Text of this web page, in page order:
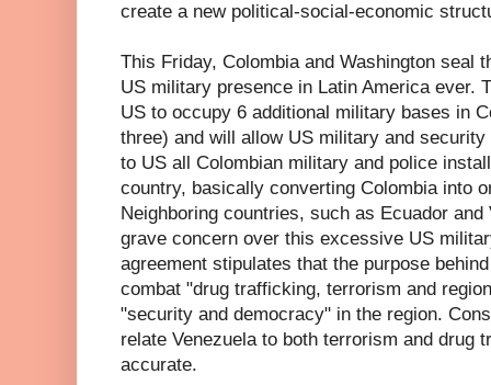
create a new political-social-economic
This Friday, Colombia and Washington seal
US military presence in Latin America ever.
US to occupy 6 additional military bases in
three) and will allow US military and
to US all Colombian military and police
country, basically converting Colombia into
Neighboring countries, such as Ecuador
grave concern over this excessive US
agreement stipulates that the purpose
combat "drug trafficking, terrorism and
"security and democracy" in the region.
relate Venezuela to both terrorism and drug
accurate.